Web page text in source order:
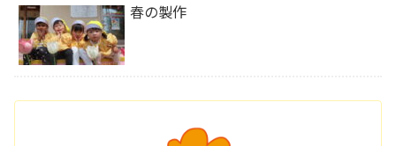
春の製作